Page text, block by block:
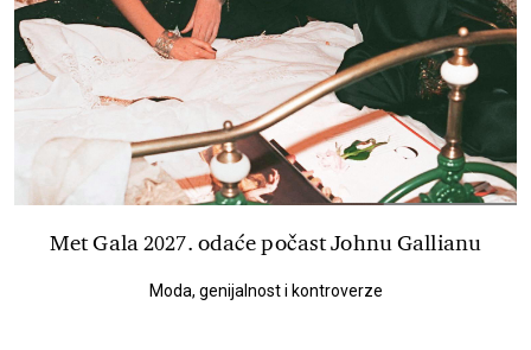
Met Gala 2027. odaće počast Johnu Gallianu
Moda, genijalnost i kontroverze